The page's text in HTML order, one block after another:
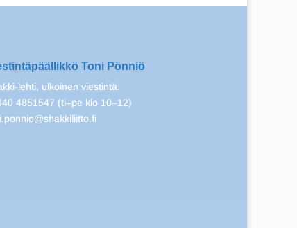
Toni Pönniö
lehti, ulkoinen viestintä.
4851547 (ti–pe klo 10–12)